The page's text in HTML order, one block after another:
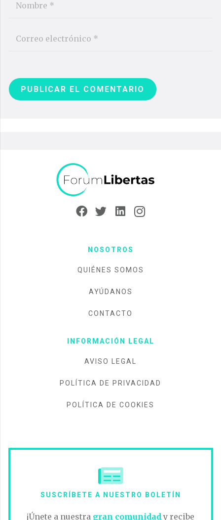
PUBLICAR EL COMENTARIO
NOSOTROS
QUIÉNES SOMOS
AYÚDANOS
CONTACTO
INFORMACIÓN LEGAL
AVISO LEGAL
POLÍTICA DE PRIVACIDAD
POLÍTICA DE COOKIES
SUSCRÍBETE A NUESTRO BOLETÍN
¡Únete a nuestra gran comunidady recibe